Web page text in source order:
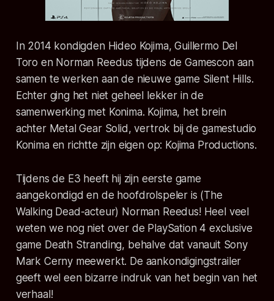
In 2014 kondigden Hideo Kojima, Guillermo Del
Toro en Norman Reedus tijdens de Gamescon aan
samen te werken aan de nieuwe game Silent Hills.
Echter ging het niet geheel lekker in de
samenwerking met Konima. Kojima, het brein
achter Metal Gear Solid, vertrok bij de gamestudio
Konima en richtte zijn eigen op: Kojima Productions.
Tijdens de E3 heeft hij zijn eerste game
aangekondigd en de hoofdrolspeler is (The
Walking Dead-acteur) Norman Reedus! Heel veel
weten we nog niet over de PlaySation 4 exclusive
game Death Stranding, behalve dat vanauit Sony
Mark Cerny meewerkt. De aankondigingstrailer
geeft wel een bizarre indruk van het begin van het
verhaal!